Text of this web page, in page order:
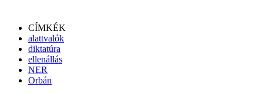
CÍMKÉK
alattvalók
diktatúra
ellenállás
NER
Orbán